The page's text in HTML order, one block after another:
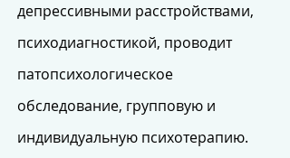
депрессивными расстройствами,
психодиагностикой, проводит
патопсихологическое
обследование, групповую и
индивидуальную психотерапию.